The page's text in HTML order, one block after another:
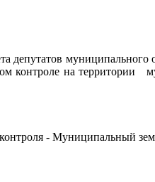
на территории
- Муниципальный